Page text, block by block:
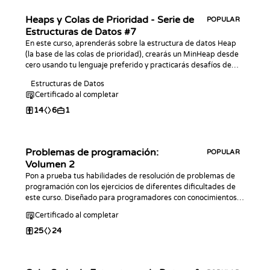
Heaps y Colas de Prioridad - Serie de
Estructuras de Datos #7
POPULAR
En este curso, aprenderás sobre la estructura de datos Heap
(la base de las colas de prioridad), crearás un MinHeap desde
cero usando tu lenguaje preferido y practicarás desafíos de
Estructuras de Datos
Certificado al completar
14 6 1
Problemas de programación:
Volumen 2
POPULAR
Pon a prueba tus habilidades de resolución de problemas de
programación con los ejercicios de diferentes dificultades de
este curso. Diseñado para programadores con conocimientos
programación. Este curso es una continuación de la primera
parte de Problemas de programación.
Certificado al completar
25 24